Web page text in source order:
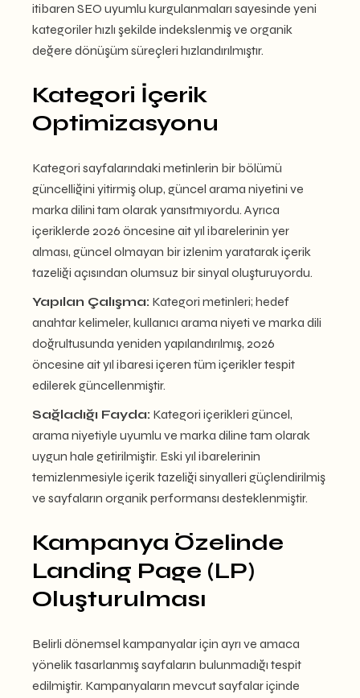
itibaren SEO uyumlu kurgulanmaları sayesinde yeni
kategoriler hızlı şekilde indekslenmiş ve organik
değere dönüşüm süreçleri hızlandırılmıştır.
Kategori İçerik
Optimizasyonu
Kategori sayfalarındaki metinlerin bir bölümü
güncelliğini yitirmiş olup, güncel arama niyetini ve
marka dilini tam olarak yansıtmıyordu. Ayrıca
içeriklerde 2026 öncesine ait yıl ibarelerinin yer
alması, güncel olmayan bir izlenim yaratarak içerik
tazeliği açısından olumsuz bir sinyal oluşturuyordu.
Yapılan Çalışma: Kategori metinleri; hedef
anahtar kelimeler, kullanıcı arama niyeti ve marka dili
doğrultusunda yeniden yapılandırılmış, 2026
öncesine ait yıl ibaresi içeren tüm içerikler tespit
edilerek güncellenmiştir.
Sağladığı Fayda: Kategori içerikleri güncel,
arama niyetiyle uyumlu ve marka diline tam olarak
uygun hale getirilmiştir. Eski yıl ibarelerinin
temizlenmesiyle içerik tazeliği sinyalleri güçlendirilmiş
ve sayfaların organik performansı desteklenmiştir.
Kampanya Özelinde
Landing Page (LP)
Oluşturulması
Belirli dönemsel kampanyalar için ayrı ve amaca
yönelik tasarlanmış sayfaların bulunmadığı tespit
edilmiştir. Kampanyaların mevcut sayfalar içinde